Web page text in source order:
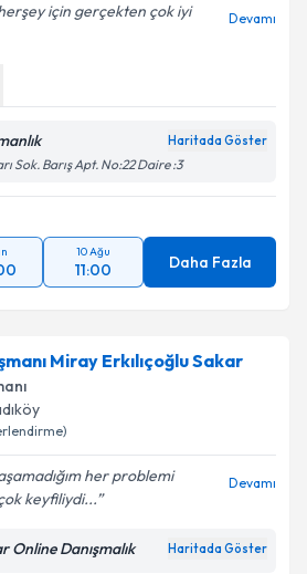
için gerçekten çok iyi
Devamı
Haritada Göster
Sok. Barış Apt. No:22 Daire :3
10 Ağu
11:00 Daha Fazla
Miray Erkılıçoğlu Sakar
her problemi
keyfiliydi...
Devamı
Online Danışmalık Haritada Göster